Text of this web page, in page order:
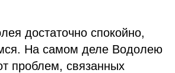
достаточно спокойно,
На самом деле Водолею
проблем, связанных